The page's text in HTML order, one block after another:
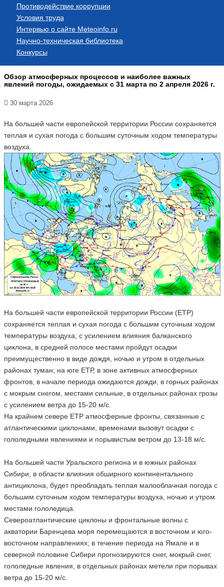
Противодействие коррупции
Условия труда
Интервью о сайте Meteoinfo.ru
Научно-техническая библиотека
Конкурсы
Обзор атмосферных процессов и наиболее важных
явлений погоды, ожидаемых с 31 марта по 2 апреля 2026 г.
30 марта 2026
На большей части европейской территории России сохраняется
теплая и сухая погода с большим суточным ходом температуры
воздуха.
На большей части европейской территории России (ЕТР)
сохраняется теплая и сухая погода с большим суточным ходом
температуры воздуха; с усилением влияния балканского
циклона, в средней полосе местами пройдут осадки
преимущественно в виде дождя, ночью и утром в отдельных
районах туман; на юге ЕТР, в зоне активных атмосферных
фронтов, в начале периода ожидаются дожди, в горных районах
с мокрым снегом, местами сильные, в отдельных районах грозы
с усилением ветра до 15-20 м/с.
На крайнем севере ЕТР атмосферные фронты, связанные с
атлантическими циклонами, временами вызовут осадки с
гололедными явлениями и порывистым ветром до 13-18 м/с.
На большей части Уральского региона и в южных районах
Сибири, в области влияния обширного континентального
антициклона, будет преобладать теплая малооблачная погода с
большим суточным ходом температуры воздуха, ночью и утром
местами гололедица.
Североатлантические циклоны и фронтальные волны с
акватории Баренцева моря перемещаются в восточном и юго-
восточном направлениях; в течение периода на Ямале и в
северной половине Сибири прогнозируются снег, мокрый снег,
гололедные явления, в отдельных районах метели при порывах
ветра до 15-20 м/с.